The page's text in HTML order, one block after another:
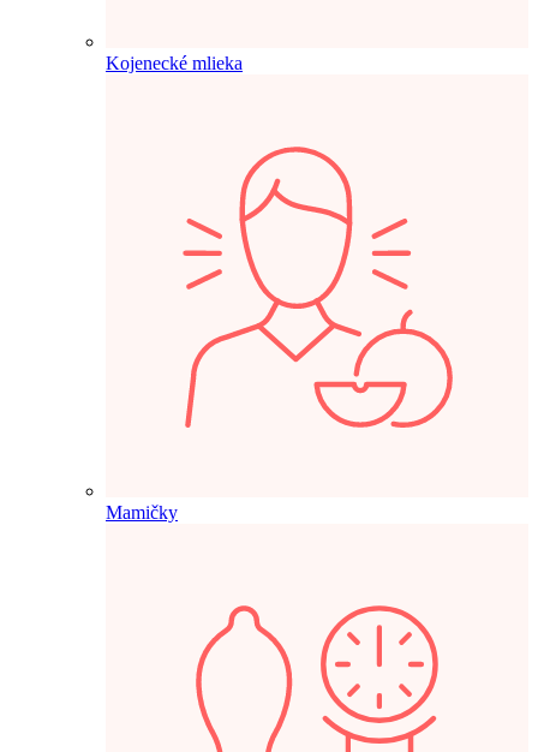
Kojenecké mlieka
Mamičky